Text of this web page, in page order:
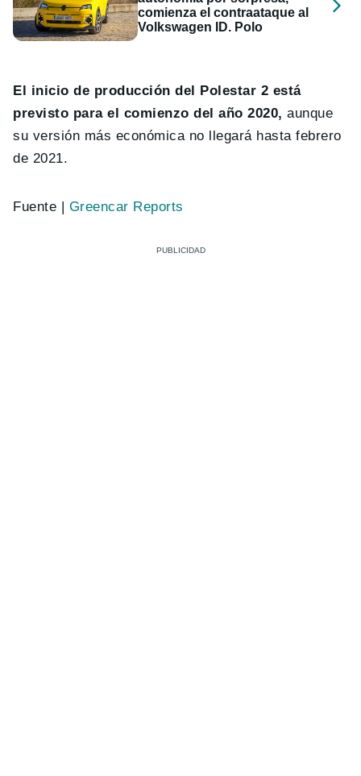
comienza el contraataque al
Volkswagen ID. Polo
El inicio de producción del Polestar 2 está
previsto para el comienzo del año 2020, aunque
su versión más económica no llegará hasta febrero
de 2021.
Fuente | Greencar Reports